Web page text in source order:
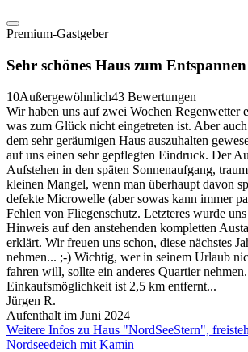
Premium-Gastgeber
Sehr schönes Haus zum Entspannen
10Außergewöhnlich43 Bewertungen
Wir haben uns auf zwei Wochen Regenwetter
was zum Glück nicht eingetreten ist. Aber
dem sehr geräumigen Haus auszuhalten
auf uns einen sehr gepflegten Eindruck. Der
Aufstehen in den späten Sonnenaufgang,
kleinen Mangel, wenn man überhaupt davon
defekte Microwelle (aber sowas kann immer
Fehlen von Fliegenschutz. Letzteres wurde
Hinweis auf den anstehenden kompletten
erklärt. Wir freuen uns schon, diese nächstes
nehmen... ;-) Wichtig, wer in seinem Urlaub
fahren will, sollte ein anderes Quartier
Einkaufsmöglichkeit ist 2,5 km entfernt...
Jürgen R.
Aufenthalt im Juni 2024
Weitere Infos zu Haus "NordSeeStern",
Nordseedeich mit Kamin